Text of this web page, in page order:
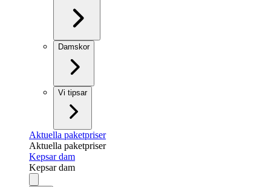
Damskor
Vi tipsar
Aktuella paketpriser
Aktuella paketpriser
Kepsar dam
Kepsar dam